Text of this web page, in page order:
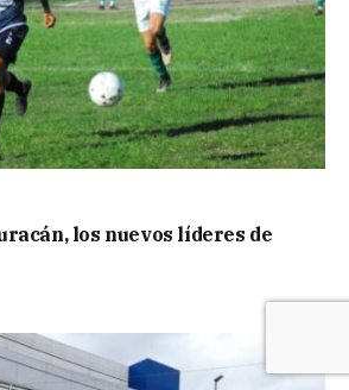
los nuevos líderes de